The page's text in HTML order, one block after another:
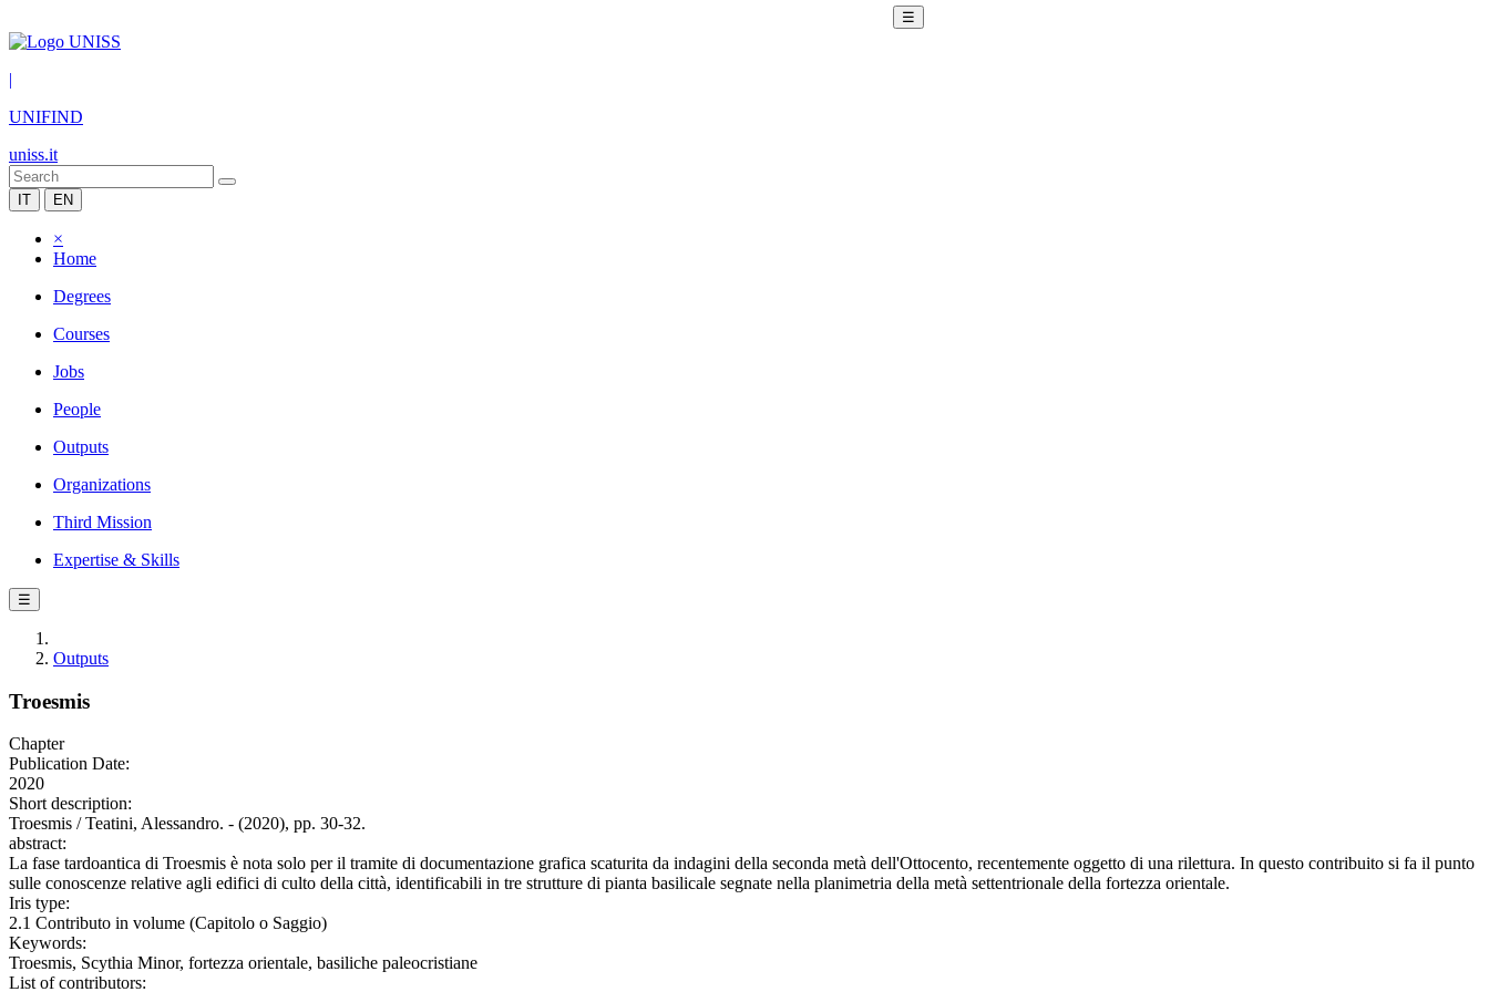
☰
|
UNIFIND
uniss.it
IT EN
×
Home
Degrees
Courses
Jobs
People
Outputs
Organizations
Third Mission
Expertise & Skills
☰
Outputs
Troesmis
Chapter
Publication Date:
2020
Short description:
Troesmis / Teatini, Alessandro. - (2020), pp. 30-32.
abstract:
La fase tardoantica di Troesmis è nota solo per il tramite di documentazione grafica scaturita da indagini della seconda metà dell'Ottocento, recentemente oggetto di una rilettura. In questo contribuito si fa il punto
sulle conoscenze relative agli edifici di culto della città, identificabili in tre strutture di pianta basilicale segnate nella planimetria della metà settentrionale della fortezza orientale.
Iris type:
2.1 Contributo in volume (Capitolo o Saggio)
Keywords:
Troesmis, Scythia Minor, fortezza orientale, basiliche paleocristiane
List of contributors: